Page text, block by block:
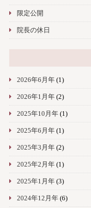
限定公開
院長の休日
2026年6月年(1)
2026年1月年(2)
2025年10月年(1)
2025年6月年(1)
2025年3月年(2)
2025年2月年(1)
2025年1月年(3)
2024年12月年(6)